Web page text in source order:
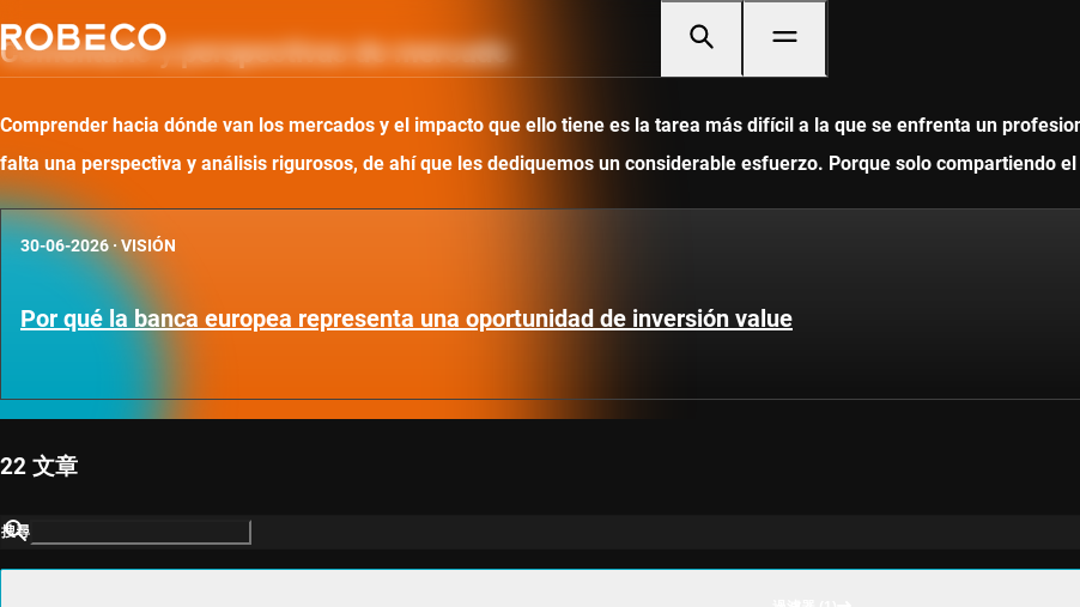
Comentario y perspectivas de mercado
Comprender hacia dónde van los mercados y el impacto que ello tiene es la tarea más difícil a la que se enfrenta un
falta una perspectiva y análisis rigurosos, de ahí que les dediquemos un considerable esfuerzo. Porque solo compartiendo
30-06-2026·VISIÓN
Por qué la banca europea representa una oportunidad de inversión value
22 文章
搜尋